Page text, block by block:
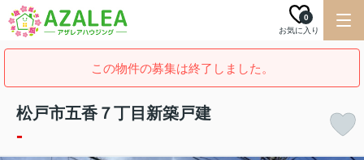
お気に入り
0
この物件の募集は終了しました。
松戸市五香７丁目新築戸建
-